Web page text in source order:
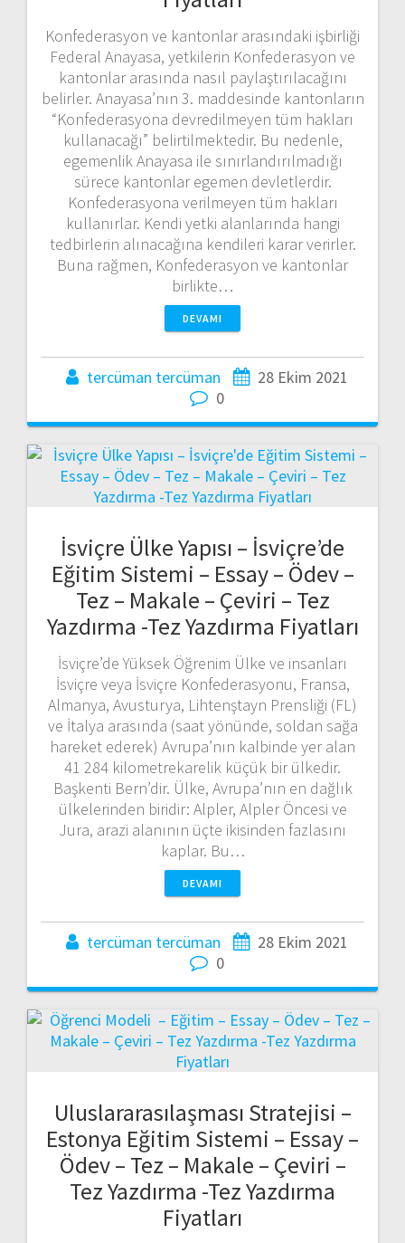
Konfederasyon ve kantonlar arasındaki işbirliği
Federal Anayasa, yetkilerin Konfederasyon ve
kantonlar arasında nasıl paylaştırılacağını
belirler. Anayasa’nın 3. maddesinde kantonların
“Konfederasyona devredilmeyen tüm hakları
kullanacağı” belirtilmektedir. Bu nedenle,
egemenlik Anayasa ile sınırlandırılmadığı
sürece kantonlar egemen devletlerdir.
Konfederasyona verilmeyen tüm hakları
kullanırlar. Kendi yetki alanlarında hangi
tedbirlerin alınacağına kendileri karar verirler.
Buna rağmen, Konfederasyon ve kantonlar
birlikte…
DEVAMI
tercüman tercüman
28 Ekim 2021
0
İsviçre Ülke Yapısı – İsviçre’de
Eğitim Sistemi – Essay – Ödev –
Tez – Makale – Çeviri – Tez
Yazdırma -Tez Yazdırma Fiyatları
İsviçre’de Yüksek Öğrenim Ülke ve insanları
İsviçre veya İsviçre Konfederasyonu, Fransa,
Almanya, Avusturya, Lihtenştayn Prensliği (FL)
ve İtalya arasında (saat yönünde, soldan sağa
hareket ederek) Avrupa’nın kalbinde yer alan
41 284 kilometrekarelik küçük bir ülkedir.
Başkenti Bern’dir. Ülke, Avrupa’nın en dağlık
ülkelerinden biridir: Alpler, Alpler Öncesi ve
Jura, arazi alanının üçte ikisinden fazlasını
kaplar. Bu…
DEVAMI
tercüman tercüman
28 Ekim 2021
0
Uluslararasılaşması Stratejisi –
Estonya Eğitim Sistemi – Essay –
Ödev – Tez – Makale – Çeviri –
Tez Yazdırma -Tez Yazdırma
Fiyatları